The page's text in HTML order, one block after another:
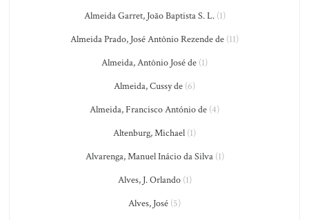
Almeida Garret, João Baptista S. L.(1)
Almeida Prado, José Antônio Rezende de (11)
Almeida, Antônio José de (1)
Almeida, Cussy de (6)
Almeida, Francisco António de (4)
Altenburg, Michael (1)
Alvarenga, Manuel Inácio da Silva(1)
Alves, J. Orlando(1)
Alves, José (5)